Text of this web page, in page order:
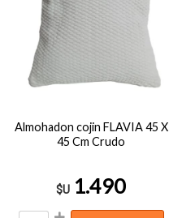
Almohadon cojin FLAVIA 45 X
45 Cm Crudo
$U 1.490